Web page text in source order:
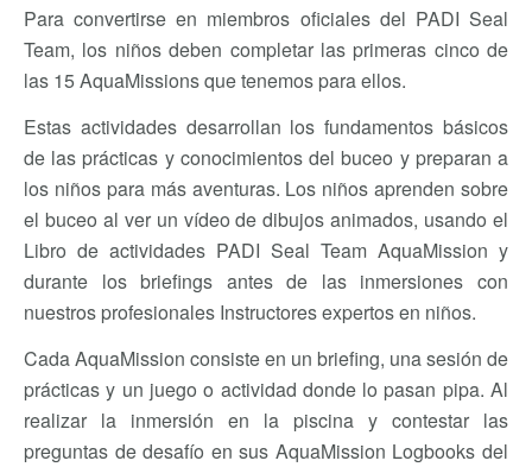
Para convertirse en miembros oficiales del PADI Seal
Team, los niños deben completar las primeras cinco de
las 15 AquaMissions que tenemos para ellos.
Estas actividades desarrollan los fundamentos básicos
de las prácticas y conocimientos del buceo y preparan a
los niños para más aventuras. Los niños aprenden sobre
el buceo al ver un vídeo de dibujos animados, usando el
Libro de actividades PADI Seal Team AquaMission y
durante los briefings antes de las inmersiones con
nuestros profesionales Instructores expertos en niños.
Cada AquaMission consiste en un briefing, una sesión de
prácticas y un juego o actividad donde lo pasan pipa. Al
realizar la inmersión en la piscina y contestar las
preguntas de desafío en sus AquaMission Logbooks del